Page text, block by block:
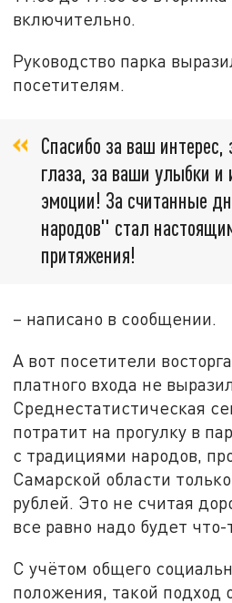
включительно.
Руководство парка
посетителям.
Спасибо за ваш
глаза, за ваши улыбки и
эмоции! За считанные
народов" стал
притяжения!
– написано в сообщении.
А вот посетители
платного входа не
Среднестатистическая
потратит на прогулку в
с традициями народов,
Самарской области
рублей. Это не считая
все равно надо будет что-
С учётом общего
положения, такой подход